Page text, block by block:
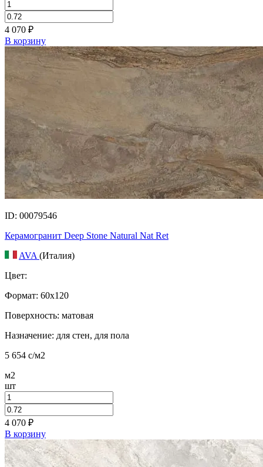
4 070 ₽
В корзину
ID: 00079546
Керамогранит Deep Stone Natural Nat Ret
AVA (Италия)
Цвет:
Формат: 60x120
Поверхность: матовая
Назначение: для стен, для пола
5 654 c/м2
м2
шт
4 070 ₽
В корзину